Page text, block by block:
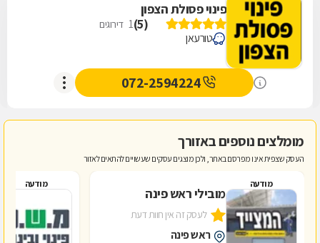
פינוי פסולת הצפון
(
5
)
1 דירוגים
טורעאן
072-2594224
מומלצים נוספים באזורך
העסק שצפית אינו מפרסם באתר, ולכן מוצגים עסקים שעשויים להתאים לאזור
מודעה
מובילי ראש פינה
לעסק זה אין חוות דעת
ראש פינה
מודעה